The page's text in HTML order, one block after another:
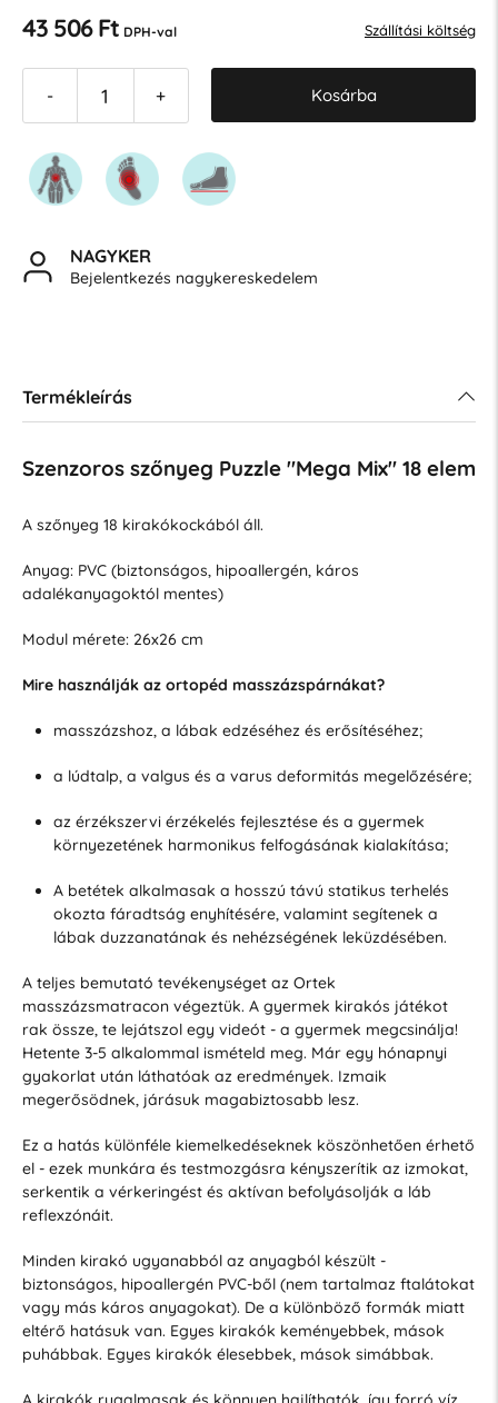
43 506 Ft DPH-val Szállítási költség
- + Kosárba
NAGYKER
Bejelentkezés nagykereskedelem
Termékleírás
Szenzoros szőnyeg Puzzle "Mega Mix" 18 elem
A szőnyeg 18 kirakókockából áll.
Anyag: PVC (biztonságos, hipoallergén, káros
adalékanyagoktól mentes)
Modul mérete: 26x26 cm
Mire használják az ortopéd masszázspárnákat?
masszázshoz, a lábak edzéséhez és erősítéséhez;
a lúdtalp, a valgus és a varus deformitás megelőzésére;
az érzékszervi érzékelés fejlesztése és a gyermek
környezetének harmonikus felfogásának kialakítása;
A betétek alkalmasak a hosszú távú statikus terhelés
okozta fáradtság enyhítésére, valamint segítenek a
lábak duzzanatának és nehézségének leküzdésében.
A teljes bemutató tevékenységet az Ortek
masszázsmatracon végeztük. A gyermek kirakós játékot
rak össze, te lejátszol egy videót - a gyermek megcsinálja!
Hetente 3-5 alkalommal ismételd meg. Már egy hónapnyi
gyakorlat után láthatóak az eredmények. Izmaik
megerősödnek, járásuk magabiztosabb lesz.
Ez a hatás különféle kiemelkedéseknek köszönhetően érhető
el - ezek munkára és testmozgásra kényszerítik az izmokat,
serkentik a vérkeringést és aktívan befolyásolják a láb
reflexzónáit.
Minden kirakó ugyanabból az anyagból készült -
biztonságos, hipoallergén PVC-ből (nem tartalmaz ftalátokat
vagy más káros anyagokat). De a különböző formák miatt
eltérő hatásuk van. Egyes kirakók keményebbek, mások
puhábbak. Egyes kirakók élesebbek, mások simábbak.